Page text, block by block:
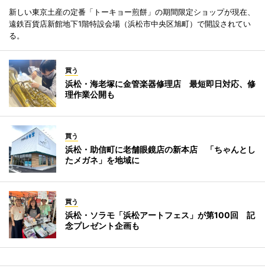
新しい東京土産の定番「トーキョー煎餅」の期間限定ショップが現在、
遠鉄百貨店新館地下1階特設会場（浜松市中央区旭町）で開設されてい
る。
買う
浜松・海老塚に金管楽器修理店 最短即日対応、修
理作業公開も
買う
浜松・助信町に老舗眼鏡店の新本店 「ちゃんとし
たメガネ」を地域に
買う
浜松・ソラモ「浜松アートフェス」が第100回 記
念プレゼント企画も